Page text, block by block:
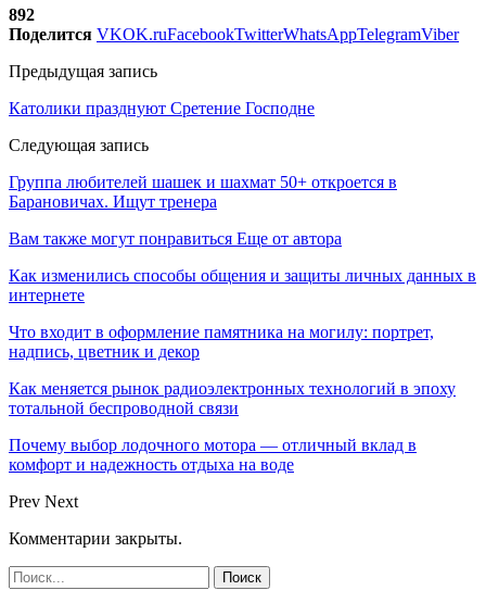
892
Поделится VKOK.ruFacebookTwitterWhatsAppTelegramViber
Предыдущая запись
Католики празднуют Сретение Господне
Следующая запись
Группа любителей шашек и шахмат 50+ откроется в
Барановичах. Ищут тренера
Вам также могут понравиться Еще от автора
Как изменились способы общения и защиты личных данных в
интернете
Что входит в оформление памятника на могилу: портрет,
надпись, цветник и декор
Как меняется рынок радиоэлектронных технологий в эпоху
тотальной беспроводной связи
Почему выбор лодочного мотора — отличный вклад в
комфорт и надежность отдыха на воде
Prev Next
Комментарии закрыты.